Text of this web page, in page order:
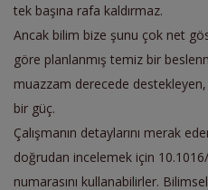
tek başına rafa kaldırmaz.
Ancak bilim bize şunu çok net
göre planlanmış temiz bir
muazzam derecede
bir güç.
Çalışmanın detaylarını merak
doğrudan incelemek için
numarasını kullanabilirler.